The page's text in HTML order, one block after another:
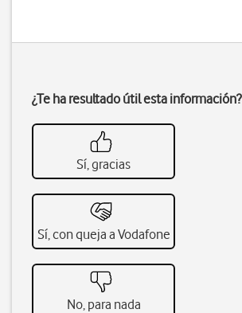
¿Te ha resultado útil esta información?
Sí, gracias
Sí, con queja a Vodafone
No, para nada